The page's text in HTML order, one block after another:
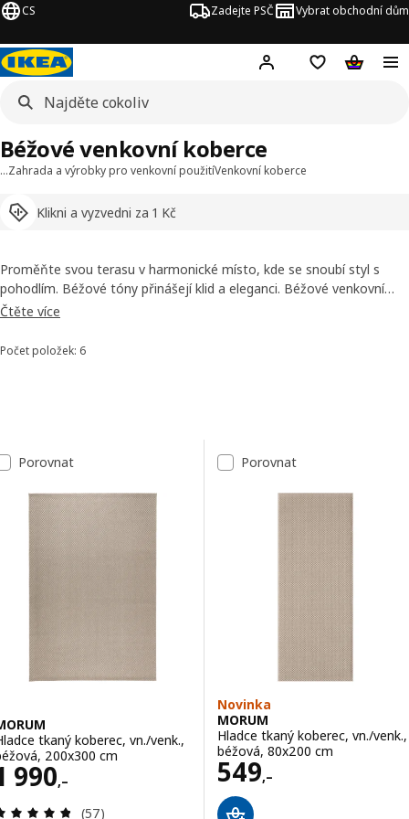
CS Zadejte PSČ Vybrat obchodní dům
Hej! Přihlášení
NákupníNákupní
…Zahrada a výrobky pro venkovní použitíVenkovní koberce
Klikni a vyzvedni za 1 Kč
Béžové venkovní koberce
Proměňte svou terasu v harmonické místo, kde se snoubí styl s
pohodlím. Béžové tóny přinášejí klid a eleganci. Béžové venkovní
koberce snadno zkombinujete s jakýmkoli venkovním nábytkem.
Čtěte více
Seřadit a filtrovat
Počet položek: 6
Seznam výsledků
Porovnat
tkaný koberec, vn./venk.,
200x300 cm
990,–
1990,–
Recenze: 4.8 z 5 hvězdy. Celkem recenzí:
(57)
Porovnat
Novinka
MORUM
Hladce tkaný koberec, vn./venk.,
béžová, 80x200 cm
549,–
Cena 549,–